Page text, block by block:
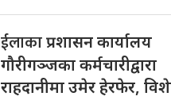
ईलाकाप्रशासन कार्यालय
गौरीगञ्जका कर्मचारीद्वारा
राहदानीमा उमेर हेरफेर,